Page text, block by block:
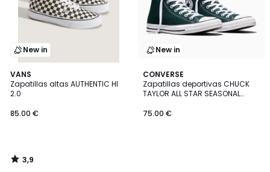
New in
VANS
Zapatillas altas AUTHENTIC HI
2.0
85.00 €
3,9
/ 5
3,9
/
New in
CONVERSE
Zapatillas deportivas CHUCK
TAYLOR ALL STAR SEASONAL
75.00 €